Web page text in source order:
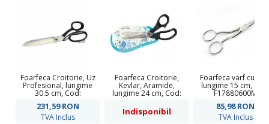
Foarfeca Croitorie, Uz
Profesional, lungime
30.5 cm, Cod:
231,59RON
TVA Inclus
Foarfeca Croitorie,
Kevlar, Aramide,
lungime 24 cm, Cod:
Indisponibil
Foarfeca varf
lungime 15 cm,
F17880600M
85,98RON
TVA Inclus